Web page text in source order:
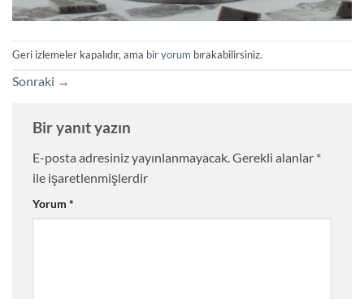
Geri izlemeler kapalıdır, ama bir yorum bırakabilirsiniz.
Sonraki →
Bir yanıt yazın
E-posta adresiniz yayınlanmayacak.Gerekli alanlar *
ile işaretlenmişlerdir
Yorum *